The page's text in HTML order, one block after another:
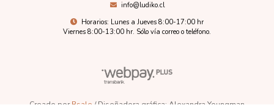
info@ludiko.cl
Horarios: Lunes a Jueves 8:00-17:00 hr
Viernes 8:00-13:00 hr. Sólo vía correo o teléfono.